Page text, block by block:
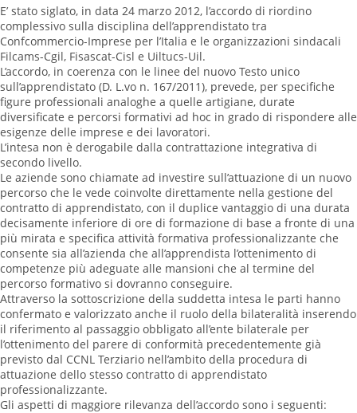
E’ stato siglato, in data 24 marzo 2012, l’accordo di riordino
complessivo sulla disciplina dell’apprendistato tra
Confcommercio-Imprese per l’Italia e le organizzazioni sindacali
Filcams-Cgil, Fisascat-Cisl e Uiltucs-Uil.
L’accordo, in coerenza con le linee del nuovo Testo unico
sull’apprendistato (D. L.vo n. 167/2011), prevede, per specifiche
figure professionali analoghe a quelle artigiane, durate
diversificate e percorsi formativi ad hoc in grado di rispondere alle
esigenze delle imprese e dei lavoratori.
L’intesa non è derogabile dalla contrattazione integrativa di
secondo livello.
Le aziende sono chiamate ad investire sull’attuazione di un nuovo
percorso che le vede coinvolte direttamente nella gestione del
contratto di apprendistato, con il duplice vantaggio di una durata
decisamente inferiore di ore di formazione di base a fronte di una
più mirata e specifica attività formativa professionalizzante che
consente sia all’azienda che all’apprendista l’ottenimento di
competenze più adeguate alle mansioni che al termine del
percorso formativo si dovranno conseguire.
Attraverso la sottoscrizione della suddetta intesa le parti hanno
confermato e valorizzato anche il ruolo della bilateralità inserendo
il riferimento al passaggio obbligato all’ente bilaterale per
l’ottenimento del parere di conformità precedentemente già
previsto dal CCNL Terziario nell’ambito della procedura di
attuazione dello stesso contratto di apprendistato
professionalizzante.
Gli aspetti di maggiore rilevanza dell’accordo sono i seguenti: